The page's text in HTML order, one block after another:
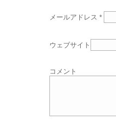
メールアドレス *
ウェブサイト
コメント